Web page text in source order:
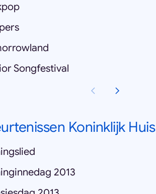
Songfestival
Koninklijk Huis
2013